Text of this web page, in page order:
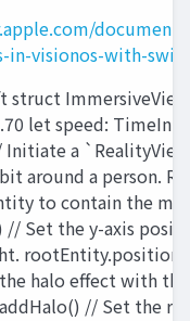
in-visionos-with-
struct
let speed:
Initiate a
around a person.
to contain the
Set the y-axis
halo effect with
// Set the